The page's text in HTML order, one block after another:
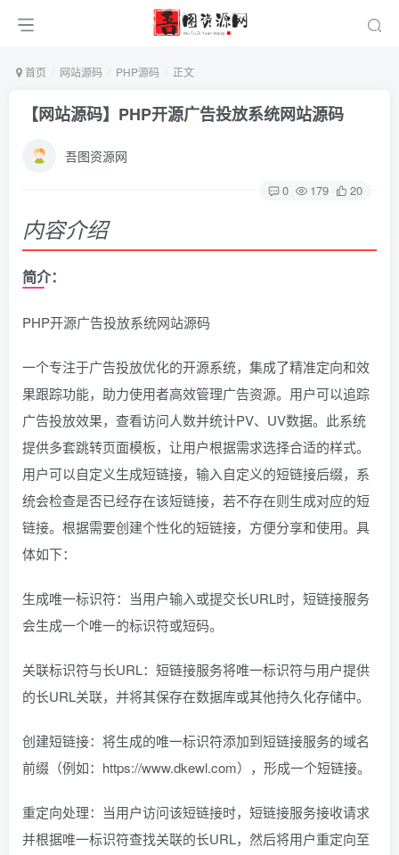
首页 网站源码 PHP源码 正文
【网站源码】PHP开源广告投放系统网站源码
吾图资源网
0 179 20
内容介绍
简介：
PHP开源广告投放系统网站源码
一个专注于广告投放优化的开源系统，集成了精准定向和效
果跟踪功能，助力使用者高效管理广告资源。用户可以追踪
广告投放效果，查看访问人数并统计PV、UV数据。此系统
提供多套跳转页面模板，让用户根据需求选择合适的样式。
用户可以自定义生成短链接，输入自定义的短链接后缀，系
统会检查是否已经存在该短链接，若不存在则生成对应的短
链接。根据需要创建个性化的短链接，方便分享和使用。具
体如下：
生成唯一标识符：当用户输入或提交长URL时，短链接服务
会生成一个唯一的标识符或短码。
关联标识符与长URL：短链接服务将唯一标识符与用户提供
的长URL关联，并将其保存在数据库或其他持久化存储中。
创建短链接：将生成的唯一标识符添加到短链接服务的域名
前缀（例如：https://www.dkewl.com），形成一个短链接。
重定向处理：当用户访问该短链接时，短链接服务接收请求
并根据唯一标识符查找关联的长URL，然后将用户重定向至